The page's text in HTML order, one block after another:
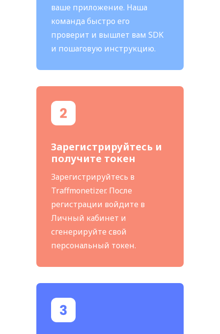
ваше приложение. Наша
команда быстро его
проверит и вышлет вам SDK
и пошаговую инструкцию.
Зарегистрируйтесь и
получите токен
Зарегистрируйтесь в
Traffmonetizer. После
регистрации войдите в
Личный кабинет и
сгенерируйте свой
персональный токен.